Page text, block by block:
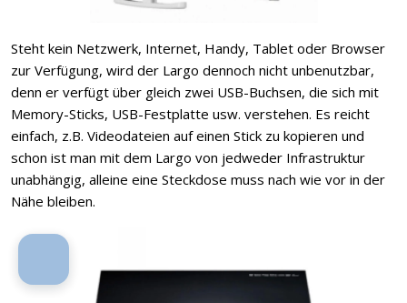
Steht kein Netzwerk, Internet, Handy, Tablet oder Browser
zur Verfügung, wird der Largo dennoch nicht unbenutzbar,
denn er verfügt über gleich zwei USB-Buchsen, die sich mit
Memory-Sticks, USB-Festplatte usw. verstehen. Es reicht
einfach, z.B. Videodateien auf einen Stick zu kopieren und
schon ist man mit dem Largo von jedweder Infrastruktur
unabhängig, alleine eine Steckdose muss nach wie vor in der
Nähe bleiben.